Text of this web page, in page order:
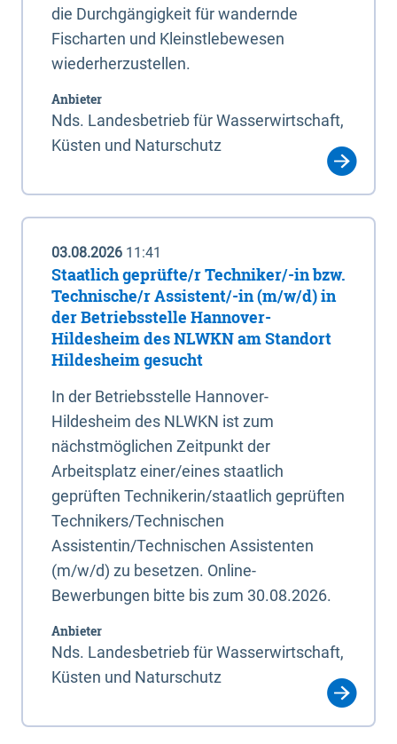
die Durchgängigkeit für wandernde
Fischarten und Kleinstlebewesen
wiederherzustellen.
Anbieter
Nds. Landesbetrieb für Wasserwirtschaft,
Küsten und Naturschutz
03.08.2026 11:41
Staatlich geprüfte/r Techniker/-in bzw.
Technische/r Assistent/-in (m/w/d) in
der Betriebsstelle Hannover-
Hildesheim des NLWKN am Standort
Hildesheim gesucht
In der Betriebsstelle Hannover-
Hildesheim des NLWKN ist zum
nächstmöglichen Zeitpunkt der
Arbeitsplatz einer/eines staatlich
geprüften Technikerin/staatlich geprüften
Technikers/Technischen
Assistentin/Technischen Assistenten
(m/w/d) zu besetzen. Online-
Bewerbungen bitte bis zum 30.08.2026.
Anbieter
Nds. Landesbetrieb für Wasserwirtschaft,
Küsten und Naturschutz